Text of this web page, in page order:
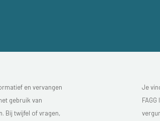
en vervangen
gebruik van
Bij twijfel of vragen,
Je